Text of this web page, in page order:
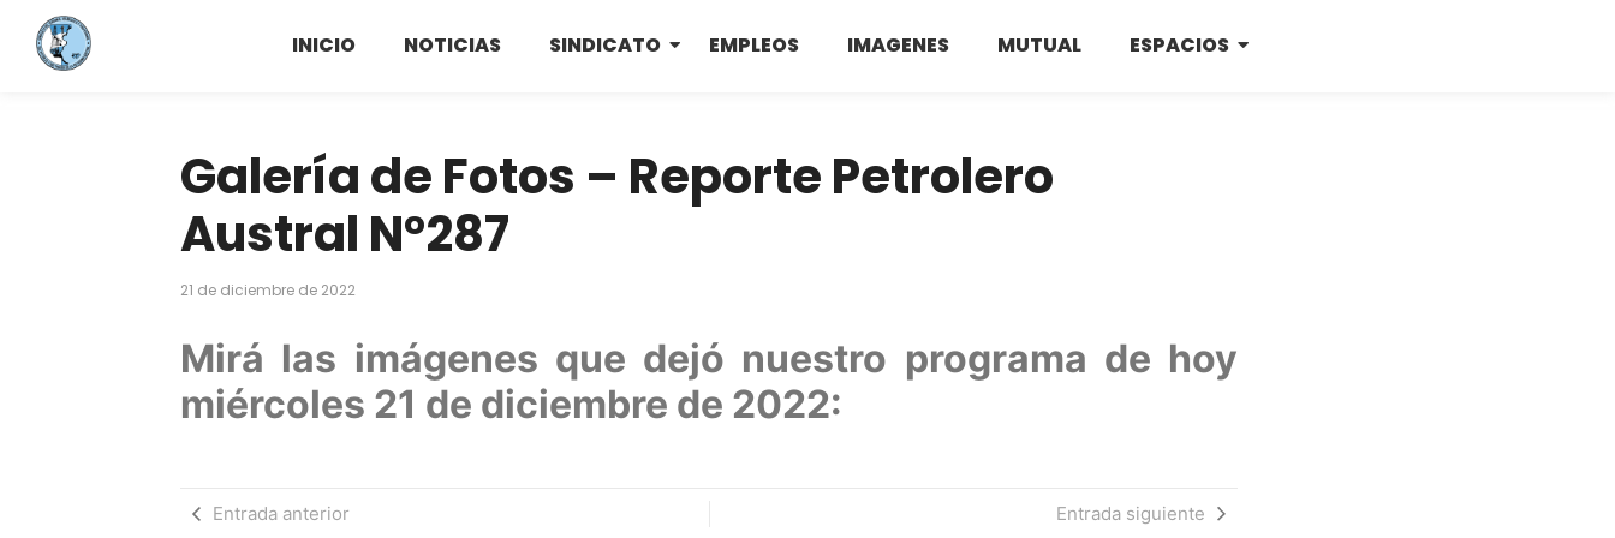
INICIO NOTICIAS SINDICATO EMPLEOS IMAGENES MUTUAL ESPACIOS
Galería de Fotos – Reporte Petrolero
Austral N°287
21 de diciembre de 2022
Mirá las imágenes que dejó nuestro programa de hoy
miércoles 21 de diciembre de 2022:
Entrada anterior Entrada siguiente